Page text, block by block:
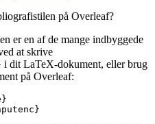
på Overleaf?
er en af de mange indbyggede
at skrive
i dit LaTeX-dokument, eller brug
på Overleaf:
}
}